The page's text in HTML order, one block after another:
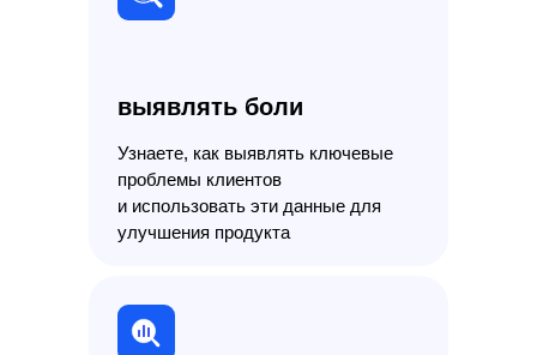
выявлять боли
Узнаете, как выявлять ключевые
проблемы клиентов
и использовать эти данные для
улучшения продукта